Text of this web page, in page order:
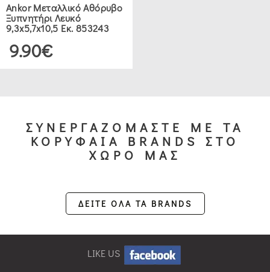
Ankor Μεταλλικό Αθόρυβο
Ξυπνητήρι Λευκό
9,3x5,7x10,5 Εκ. 853243
9.90€
ΣΥΝΕΡΓΑΖΟΜΑΣΤΕ ΜΕ ΤΑ
ΚΟΡΥΦΑΙΑ BRANDS ΣΤΟ
ΧΩΡΟ ΜΑΣ
ΔΕΙΤΕ ΟΛΑ ΤΑ BRANDS
LIKE US